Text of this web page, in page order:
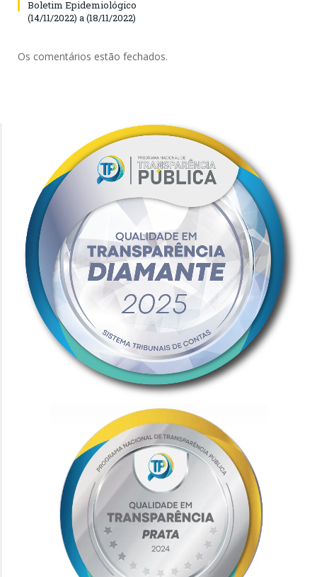
Boletim Epidemiológico
(14/11/2022) a (18/11/2022)
Os comentários estão fechados.